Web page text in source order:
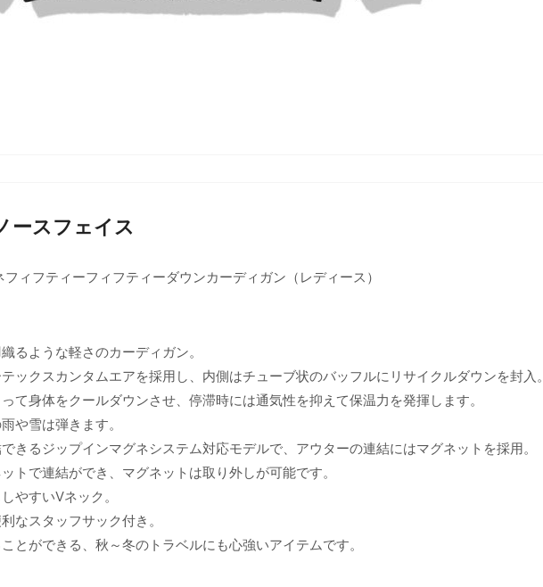
ースフェイス
ィフティーフィフティーダウンカーディガン（レディース）
るような軽さのカーディガン。
ックスカンタムエアを採用し、内側はチューブ状のバッフルにリサイクルダウンを封入。
て身体をクールダウンさせ、停滞時には通気性を抑えて保温力を発揮します。
や雪は弾きます。
きるジップインマグネシステム対応モデルで、アウターの連結にはマグネットを採用。
トで連結ができ、マグネットは取り外しが可能です。
やすいVネック。
なスタッフサック付き。
とができる、秋～冬のトラベルにも心強いアイテムです。